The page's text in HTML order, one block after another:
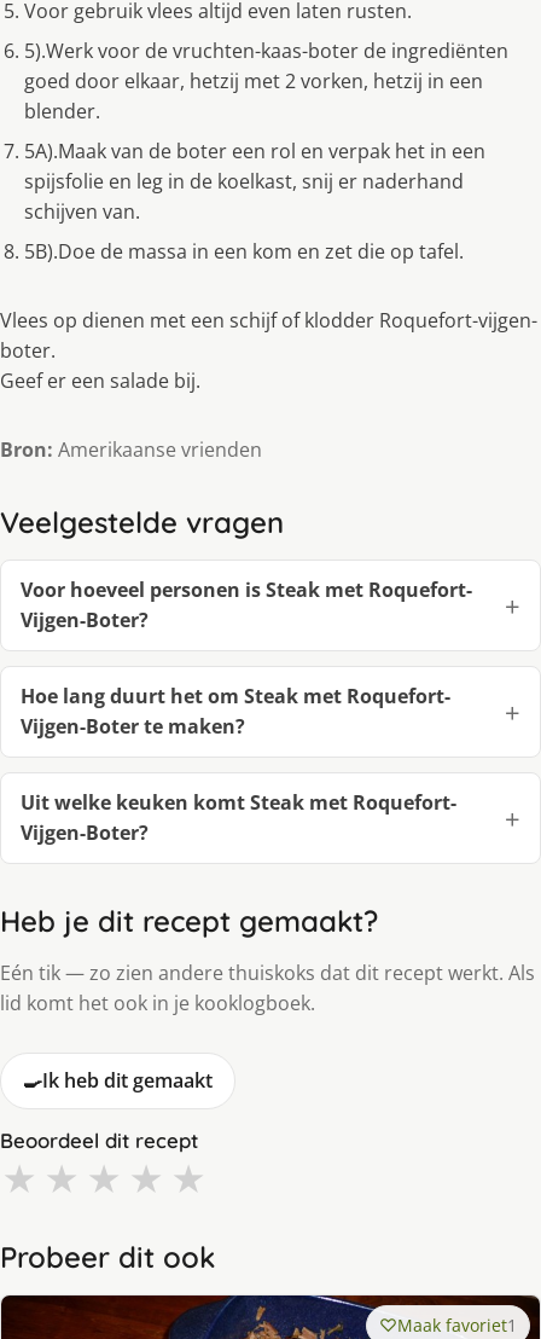
Voor gebruik vlees altijd even laten rusten.
5).Werk voor de vruchten-kaas-boter de ingrediënten
goed door elkaar, hetzij met 2 vorken, hetzij in een
blender.
5A).Maak van de boter een rol en verpak het in een
spijsfolie en leg in de koelkast, snij er naderhand
schijven van.
5B).Doe de massa in een kom en zet die op tafel.
Vlees op dienen met een schijf of klodder Roquefort-vijgen-
boter.
Geef er een salade bij.
Bron: Amerikaanse vrienden
Veelgestelde vragen
Voor hoeveel personen is Steak met Roquefort-
Vijgen-Boter?
Hoe lang duurt het om Steak met Roquefort-
Vijgen-Boter te maken?
Uit welke keuken komt Steak met Roquefort-
Vijgen-Boter?
Heb je dit recept gemaakt?
Eén tik — zo zien andere thuiskoks dat dit recept werkt. Als
lid komt het ook in je kooklogboek.
🍳Ik heb dit gemaakt
Beoordeel dit recept
★ ★ ★ ★ ★
Probeer dit ook
Maak favoriet1